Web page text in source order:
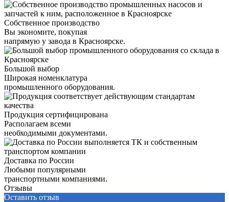
Собственное производство
Вы экономите, покупая
напрямую у завода в Красноярске.
Большой выбор
Широкая номенклатура
промышленного оборудования.
Продукция сертифицирована
Располагаем всеми
необходимыми документами.
Доставка по России
Любыми популярными
транспортными компаниями.
Отзывы
Оставить отзыв